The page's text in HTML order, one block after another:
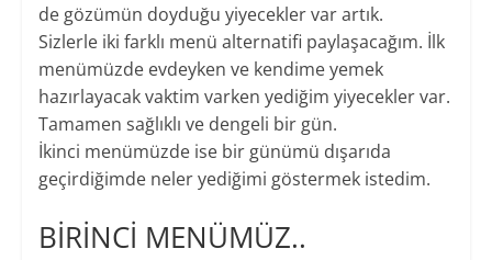
de gözümün doyduğu yiyecekler var artık.
Sizlerle iki farklı menü alternatifi paylaşacağım. İlk
menümüzde evdeyken ve kendime yemek
hazırlayacak vaktim varken yediğim yiyecekler var.
Tamamen sağlıklı ve dengeli bir gün.
İkinci menümüzde ise bir günümü dışarıda
geçirdiğimde neler yediğimi göstermek istedim.
BİRİNCİ MENÜMÜZ..